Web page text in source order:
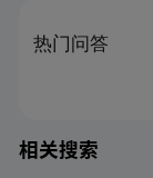
热门问答
相关搜索